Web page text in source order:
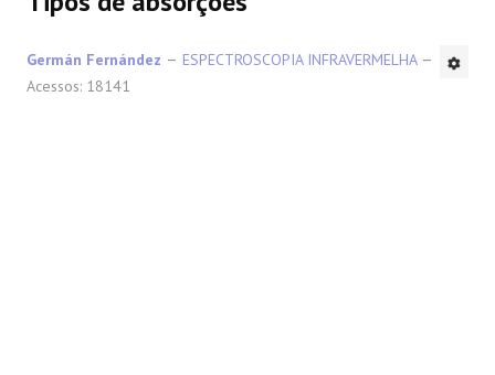
ORGÂNICO AVANÇADO
Germán Fernández
ESPECTROSCOPIA INFRAVERMELHA
Acessos: 18141